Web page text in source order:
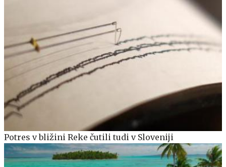
Potres v bližini Reke čutili tudi v Sloveniji